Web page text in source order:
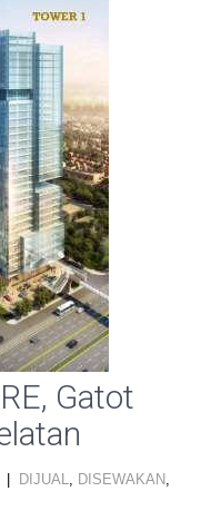
Gatot
DIJUAL, DISEWAKAN,